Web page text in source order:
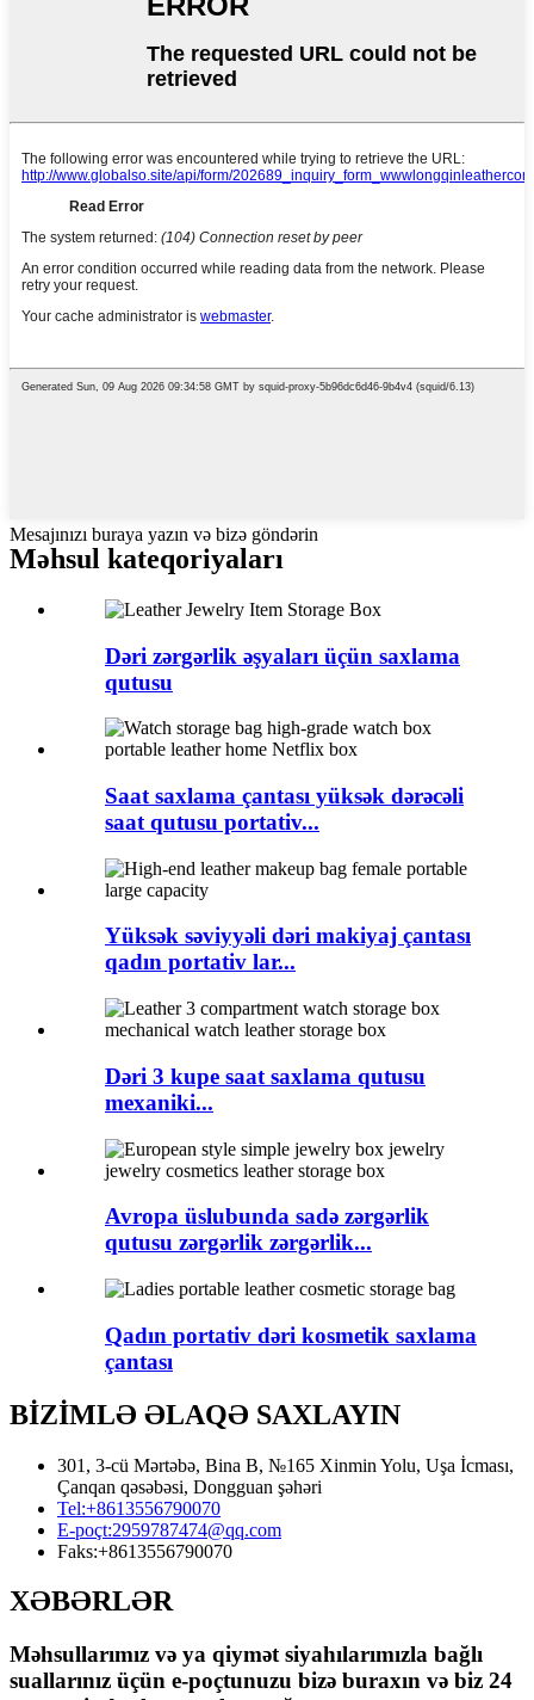
Mesajınızı buraya yazın və bizə göndərin
Məhsul kateqoriyaları
Dəri zərgərlik əşyaları üçün saxlama
qutusu
Saat saxlama çantası yüksək dərəcəli
saat qutusu portativ...
Yüksək səviyyəli dəri makiyaj çantası
qadın portativ lar...
Dəri 3 kupe saat saxlama qutusu
mexaniki...
Avropa üslubunda sadə zərgərlik
qutusu zərgərlik zərgərlik...
Qadın portativ dəri kosmetik saxlama
çantası
BİZİMLƏ ƏLAQƏ SAXLAYIN
301, 3-cü Mərtəbə, Bina B, №165 Xinmin Yolu, Uşa İcması,
Çanqan qəsəbəsi, Dongguan şəhəri
Tel:+8613556790070
E-poçt:2959787474@qq.com
Faks:+8613556790070
XƏBƏRLƏR
Məhsullarımız və ya qiymət siyahılarımızla bağlı
suallarınız üçün e-poçtunuzu bizə buraxın və biz 24